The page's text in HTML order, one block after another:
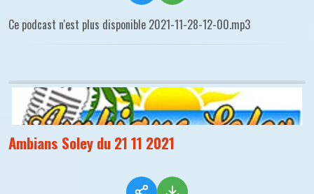
Ce podcast n'est plus disponible 2021-11-28-12-00.mp3
Ambians Soley du 21 11 2021